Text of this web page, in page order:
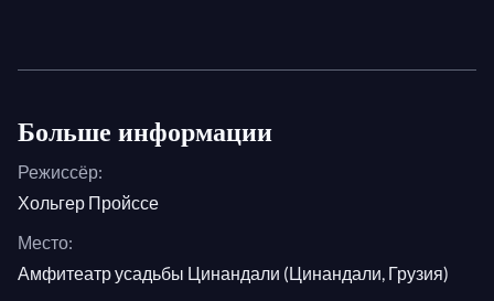
Больше информации
Режиссёр:
Хольгер Пройссе
Место:
Амфитеатр усадьбы Цинандали (Цинандали, Грузия)